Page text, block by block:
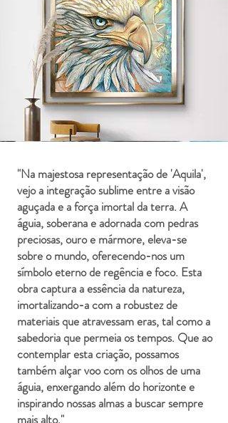
"Na majestosa representação de 'Aquila',
vejo a integração sublime entre a visão
aguçada e a força imortal da terra. A
águia, soberana e adornada com pedras
preciosas, ouro e mármore, eleva-se
sobre o mundo, oferecendo-nos um
símbolo eterno de regência e foco. Esta
obra captura a essência da natureza,
imortalizando-a com a robustez de
materiais que atravessam eras, tal como a
sabedoria que permeia os tempos. Que ao
contemplar esta criação, possamos
também alçar voo com os olhos de uma
águia, enxergando além do horizonte e
inspirando nossas almas a buscar sempre
mais alto."